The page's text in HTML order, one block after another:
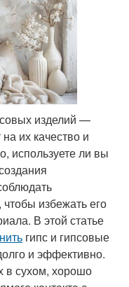
изделий —
их качество и
используете ли вы
избежать его
В этой статье
гипс и гипсовые
и эффективно.
в сухом, хорошо
контакта с